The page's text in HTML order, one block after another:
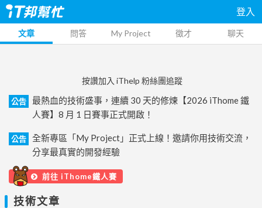
登入
文章 問答 My Project 徵才 聊天
按讚加入 iThelp 粉絲團追蹤
公告
最熱血的技術盛事，連續 30 天的修煉【2026 iThome 鐵
人賽】8 月 1 日賽事正式開啟！
公告
全新專區「My Project」正式上線！邀請你用技術交流，
分享最真實的開發經驗
前往 iThome鐵人賽
技術文章